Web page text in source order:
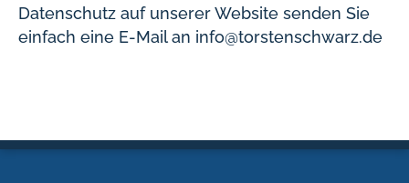
Datenschutz auf unserer Website senden Sie
einfach eine E-Mail an info@torstenschwarz.de